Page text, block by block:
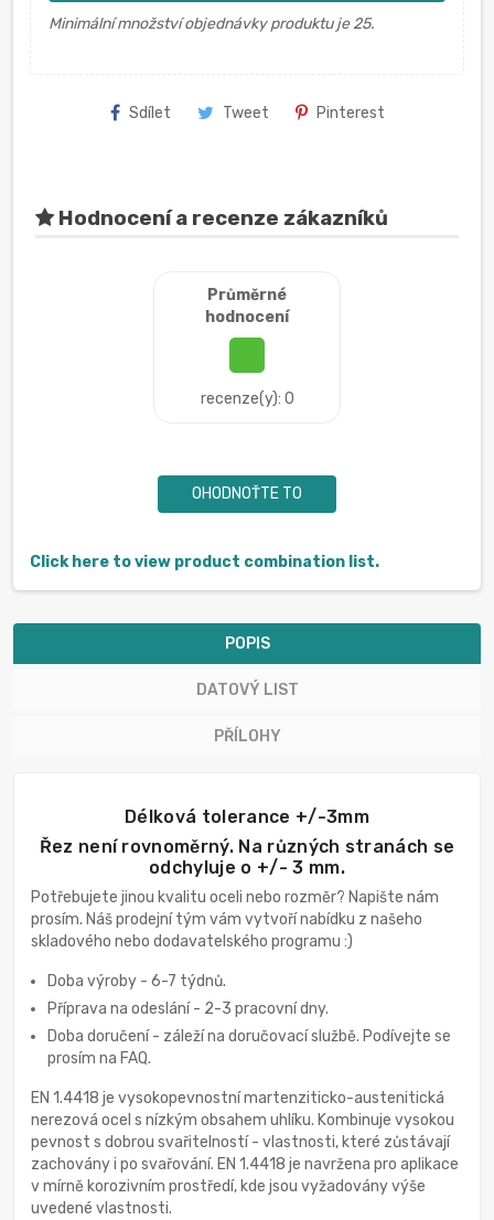
Minimální množství objednávky produktu je 25.
Sdílet Tweet Pinterest
Hodnocení a recenze zákazníků
Průměrné
hodnocení
recenze(y): 0
OHODNOŤTE TO
Click here to view product combination list.
POPIS
DATOVÝ LIST
PŘÍLOHY
Délková tolerance +/-3mm
Řez není rovnoměrný. Na různých stranách se
odchyluje o +/- 3 mm.
Potřebujete jinou kvalitu oceli nebo rozměr? Napište nám
prosím. Náš prodejní tým vám vytvoří nabídku z našeho
skladového nebo dodavatelského programu :)
Doba výroby - 6-7 týdnů.
Příprava na odeslání - 2-3 pracovní dny.
Doba doručení - záleží na doručovací službě. Podívejte se
prosím na FAQ.
EN 1.4418 je vysokopevnostní martenziticko-austenitická
nerezová ocel s nízkým obsahem uhlíku. Kombinuje vysokou
pevnost s dobrou svařitelností - vlastnosti, které zůstávají
zachovány i po svařování. EN 1.4418 je navržena pro aplikace
v mírně korozivním prostředí, kde jsou vyžadovány výše
uvedené vlastnosti.